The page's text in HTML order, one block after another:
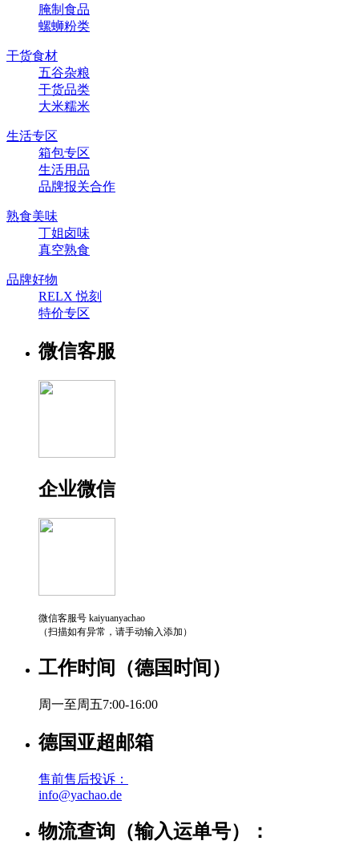
腌制食品
螺蛳粉类
干货食材
五谷杂粮
干货品类
大米糯米
生活专区
箱包专区
生活用品
品牌报关合作
熟食美味
丁姐卤味
真空熟食
品牌好物
RELX 悦刻
特价专区
微信客服
企业微信
微信客服号 kaiyuanyachao
（扫描如有异常，请手动输入添加）
工作时间（德国时间）
周一至周五7:00-16:00
德国亚超邮箱
售前售后投诉：
info@yachao.de
物流查询（输入运单号）：